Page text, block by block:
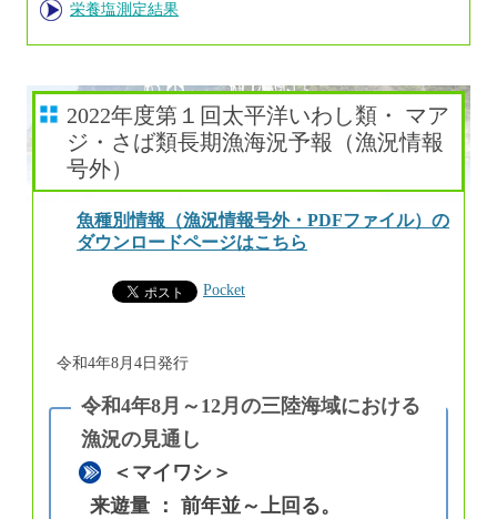
栄養塩測定結果
2022年度第１回太平洋いわし類・ マア
ジ・さば類長期漁海況予報（漁況情報
号外）
魚種別情報（漁況情報号外・PDFファイル）の
ダウンロードページはこちら
Pocket
令和4年8月4日発行
＜マイワシ＞
来遊量 ： 前年並～上回る。